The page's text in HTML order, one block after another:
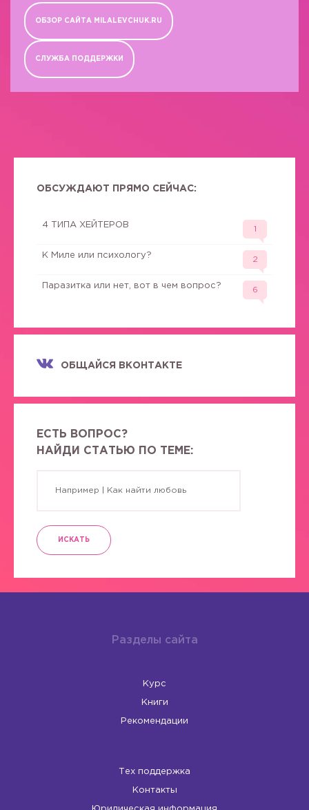
ОБЗОР САЙТА MILALEVCHUK.RU
СЛУЖБА ПОДДЕРЖКИ
ОБСУЖДАЮТ ПРЯМО СЕЙЧАС:
4 ТИПА ХЕЙТЕРОВ
1
К Миле или психологу?
2
Паразитка или нет, вот в чем вопрос?
6
ОБЩАЙСЯ ВКОНТАКТЕ
ЕСТЬ ВОПРОС?
НАЙДИ СТАТЬЮ ПО ТЕМЕ:
ИСКАТЬ
Разделы сайта
Курс
Книги
Рекомендации
Тех поддержка
Контакты